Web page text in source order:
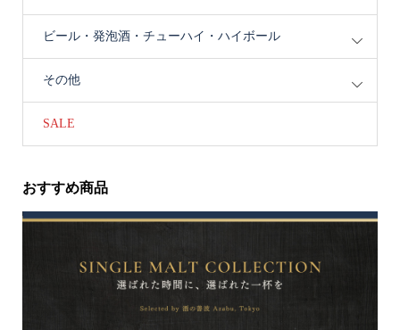
ビール・発泡酒・チューハイ・ハイボール
その他
SALE
おすすめ商品